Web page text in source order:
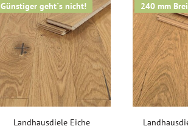
Günstiger geht´s nicht!
Landhausdiele Eiche
240 mm